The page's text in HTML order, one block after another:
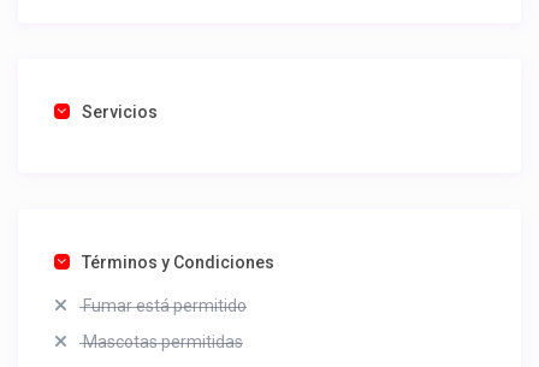
Servicios
Términos y Condiciones
Fumar está permitido
Mascotas permitidas